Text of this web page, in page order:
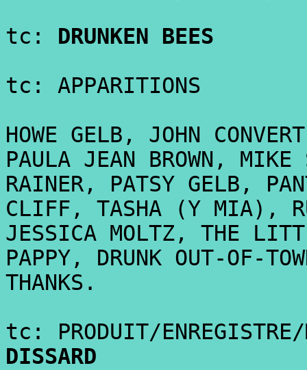
tc: DRUNKEN BEES
tc: APPARITIONS
HOWE GELB, JOHN
PAULA JEAN BROWN,
RAINER, PATSY GELB,
CLIFF, TASHA (Y MIA),
JESSICA MOLTZ, THE
PAPPY, DRUNK OUT-OF-
THANKS.
tc: PRODUIT/
DISSARD